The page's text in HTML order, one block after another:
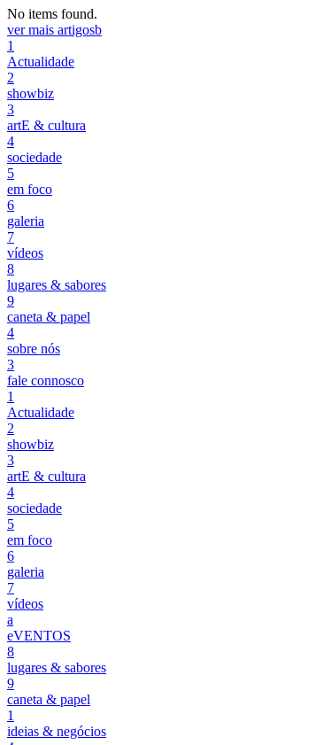
No items found.
ver mais artigosb
1
Actualidade
2
showbiz
3
artE & cultura
4
sociedade
5
em foco
6
galeria
7
vídeos
8
lugares & sabores
9
caneta & papel
4
sobre nós
3
fale connosco
1
Actualidade
2
showbiz
3
artE & cultura
4
sociedade
5
em foco
6
galeria
7
vídeos
a
eVENTOS
8
lugares & sabores
9
caneta & papel
1
ideias & negócios